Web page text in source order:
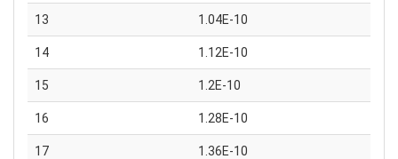
13 1.04E-10
14 1.12E-10
15 1.2E-10
16 1.28E-10
17 1.36E-10